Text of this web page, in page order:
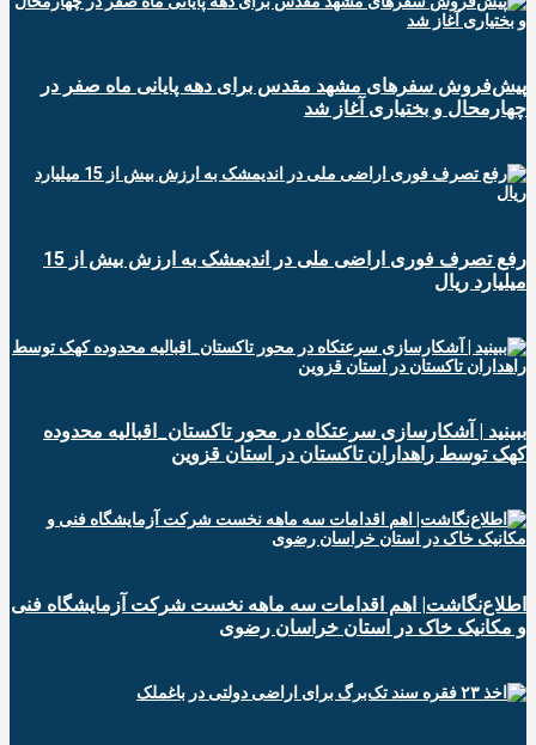
پیش‌فروش سفرهای مشهد مقدس برای دهه پایانی ماه صفر در
چهارمحال و بختیاری آغاز شد
رفع تصرف فوری اراضی ملی در اندیمشک به ارزش بیش از 15
میلیارد ریال
ببینید | آشکارسازی سرعتکاه در محور تاکستان_اقبالیه محدوده
کهک توسط راهداران تاکستان در استان قزوین
اطلاع‌نگاشت| اهم اقدامات سه ماهه نخست شرکت آزمایشگاه فنی
و مکانیک خاک در استان خراسان رضوی